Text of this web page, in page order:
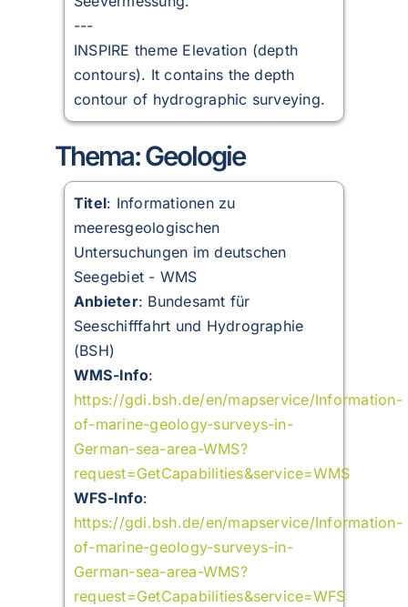
---
INSPIRE theme Elevation (depth
contours). It contains the depth
contour of hydrographic surveying.
Thema: Geologie
Titel: Informationen zu
meeresgeologischen
Untersuchungen im deutschen
Seegebiet - WMS
Anbieter: Bundesamt für
Seeschifffahrt und Hydrographie
(BSH)
WMS-Info:
https://gdi.bsh.de/en/mapservice/Information-
of-marine-geology-surveys-in-
German-sea-area-WMS?
request=GetCapabilities&service=WMS
WFS-Info:
https://gdi.bsh.de/en/mapservice/Information-
of-marine-geology-surveys-in-
German-sea-area-WMS?
request=GetCapabilities&service=WFS